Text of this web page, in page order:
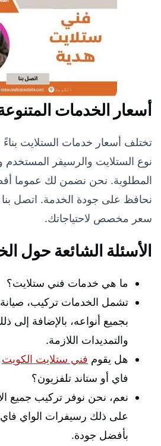
أسعار الخدمات
تختلف أسعار خدمات الستلايت
نوع الستلايت والرسيفر المستخدم
المطلوبة. نحن نضمن لك عموما
نحافظ على جودة الخدمة. اتصل
سعر مخصص لاحتياجاتك.
الأسئلة الشائعة حول
ما هي خدمات فني ستلايت؟
تشمل الخدمات تركيب،
بجميع أنواعه، بالإضافة إلى
والتمديدات اللازمة.
هل يقوم فني ستلايت الكويت
فاي أو ستاند تلفزيون؟
نعم، نحن نوفر تركيب جميع
على ذلك رسيفرات الواي فاي
بأفضل جودة.